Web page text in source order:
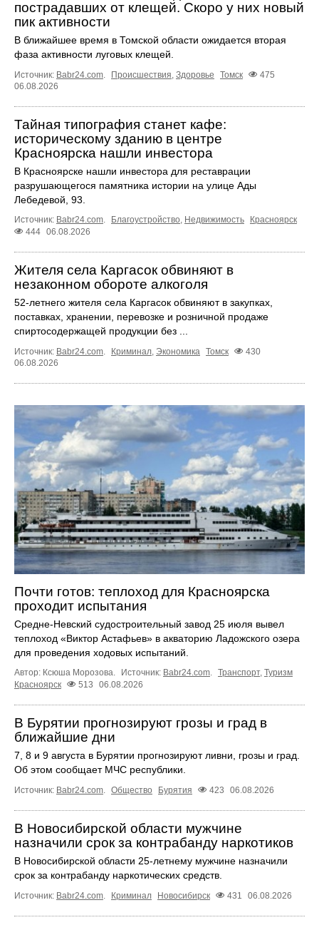
пострадавших от клещей. Скоро у них новый
пик активности
В ближайшее время в Томской области ожидается вторая
фаза активности луговых клещей.
Источник: Babr24.com Происшествия Здоровье Томск
475
06.08.2026
Тайная типография станет кафе:
историческому зданию в центре
Красноярска нашли инвестора
В Красноярске нашли инвестора для реставрации
разрушающегося памятника истории на улице Ады
Лебедевой, 93.
Источник: Babr24.com Благоустройство Недвижимость
Красноярск
444 06.08.2026
Жителя села Каргасок обвиняют в
незаконном обороте алкоголя
52-летнего жителя села Каргасок обвиняют в закупках,
поставках, хранении, перевозке и розничной продаже
спиртосодержащей продукции без ...
Источник: Babr24.com. Криминал, Экономика Томск
430
06.08.2026
Почти готов: теплоход для Красноярска
проходит испытания
Средне-Невский судостроительный завод 25 июля вывел
теплоход «Виктор Астафьев» в акваторию Ладожского озера
для проведения ходовых испытаний.
Автор: Ксюша Морозова. Источник: Babr24.com Транспорт, Туризм
Красноярск
513 06.08.2026
В Бурятии прогнозируют грозы и град в
ближайшие дни
7, 8 и 9 августа в Бурятии прогнозируют ливни, грозы и град.
Об этом сообщает МЧС республики.
Источник: Babr24.com. Общество Бурятия 423 06.08.2026
В Новосибирской области мужчине
назначили срок за контрабанду наркотиков
В Новосибирской области 25-летнему мужчине назначили
срок за контрабанду наркотических средств.
Источник: Babr24.com. Криминал Новосибирск 431 06.08.2026